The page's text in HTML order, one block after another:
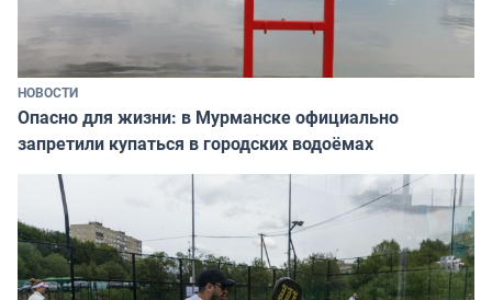
НОВОСТИ
Опасно для жизни: в Мурманске официально
запретили купаться в городских водоёмах